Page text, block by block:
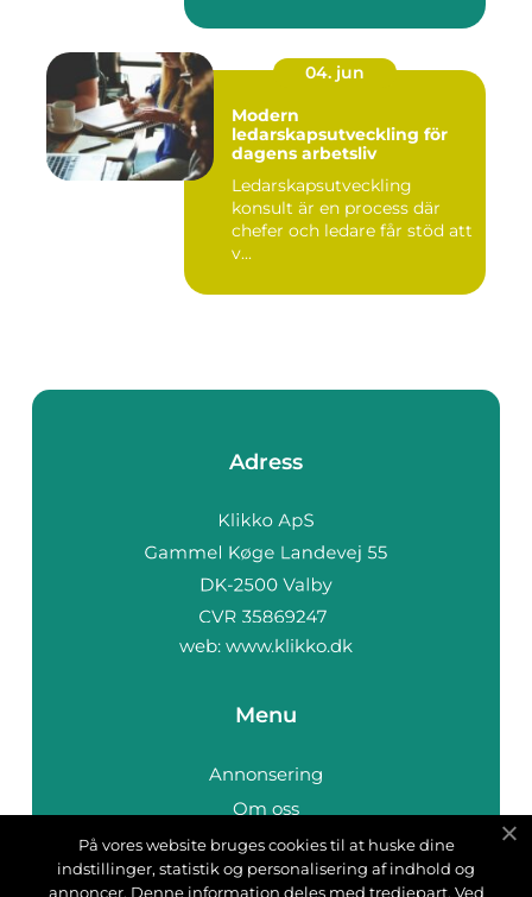
04. jun
Modern
ledarskapsutveckling för
dagens arbetsliv
Ledarskapsutveckling
konsult är en process där
chefer och ledare får stöd att
v...
Adress
web: www.klikko.dk
Menu
Annonsering
Om oss
Cookies
Kontakta oss
På vores website bruges cookies til at huske dine
indstillinger, statistik og personalisering af indhold og
annoncer. Denne information deles med tredjepart. Ved